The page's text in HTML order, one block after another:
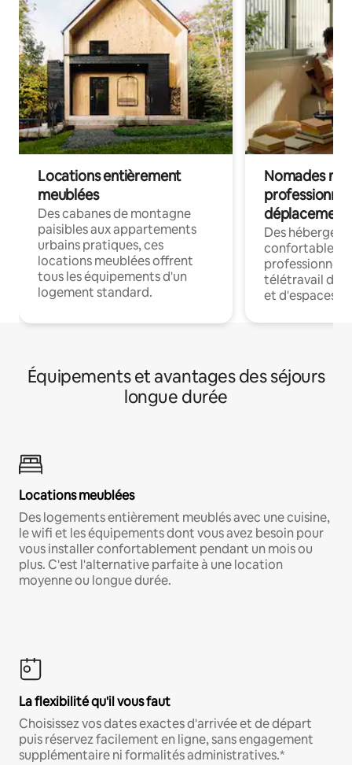
Locations entièrement
meublées
Des cabanes de montagne
paisibles aux appartements
urbains pratiques, ces
locations meublées offrent
tous les équipements d'un
logement standard.
Nomades
déplacement
Des
confortables
professionnels
télétravail
et d'espaces
Équipements et avantages des séjours
longue durée
Locations meublées
Des logements entièrement meublés avec une cuisine,
le wifi et les équipements dont vous avez besoin pour
vous installer confortablement pendant un mois ou
plus. C'est l'alternative parfaite à une location
moyenne ou longue durée.
La flexibilité qu'il vous faut
Choisissez vos dates exactes d'arrivée et de départ
puis réservez facilement en ligne, sans engagement
supplémentaire ni formalités administratives.*